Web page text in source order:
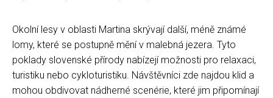
Okolní lesy v oblasti Martina skrývají další, méně známé
lomy, které se postupně mění v malebná jezera. Tyto
poklady slovenské přírody nabízejí možnosti pro relaxaci,
turistiku nebo cykloturistiku. Návštěvníci zde najdou klid a
mohou obdivovat nádherné scenérie, které jim připomínají